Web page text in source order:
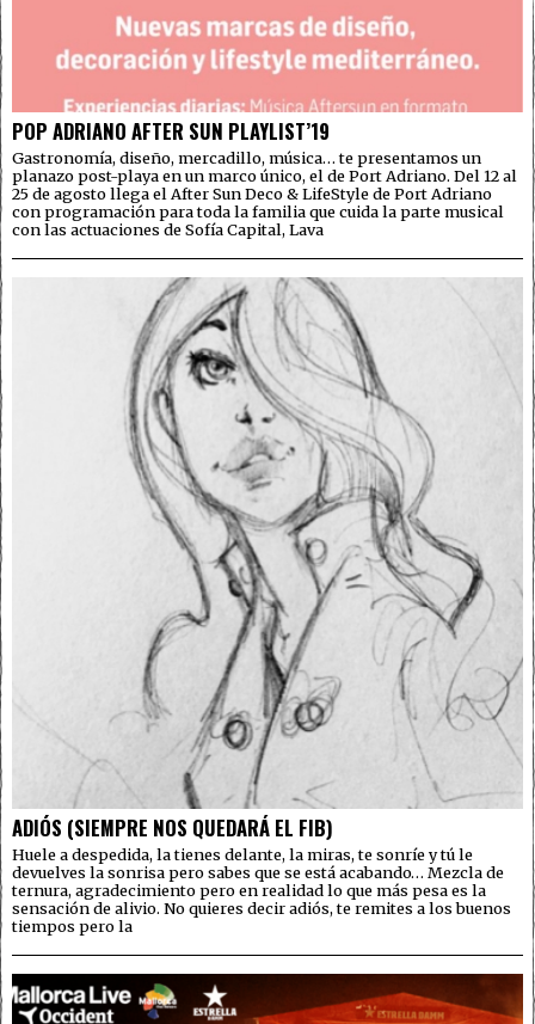
POP ADRIANO AFTER SUN PLAYLIST’19
Gastronomía, diseño, mercadillo, música… te presentamos un
planazo post-playa en un marco único, el de Port Adriano. Del 12 al
25 de agosto llega el After Sun Deco & LifeStyle de Port Adriano
con programación para toda la familia que cuida la parte musical
con las actuaciones de Sofía Capital, Lava
ADIÓS (SIEMPRE NOS QUEDARÁ EL FIB)
Huele a despedida, la tienes delante, la miras, te sonríe y tú le
devuelves la sonrisa pero sabes que se está acabando… Mezcla de
ternura, agradecimiento pero en realidad lo que más pesa es la
sensación de alivio. No quieres decir adiós, te remites a los buenos
tiempos pero la